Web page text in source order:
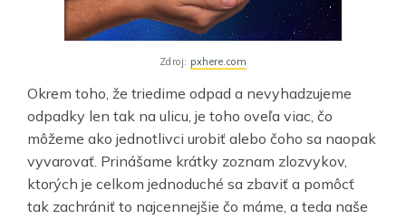
Zdroj: pxhere.com
Okrem toho, že triedime odpad a nevyhadzujeme
odpadky len tak na ulicu, je toho oveľa viac, čo
môžeme ako jednotlivci urobiť alebo čoho sa naopak
vyvarovať. Prinášame krátky zoznam zlozvykov,
ktorých je celkom jednoduché sa zbaviť a pomôcť
tak zachrániť to najcennejšie čo máme, a teda naše